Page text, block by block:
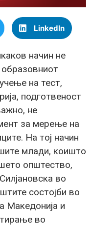
LinkedIn
начин не
на тест,
подготвеност
не
за мерење на
На тој начин
млади, коишто
општество,
во
состојби во
Македонија и
во